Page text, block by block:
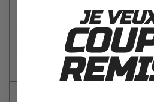
Pack de 25 Tear-Offs Fox
Compatible avec les masques
JE